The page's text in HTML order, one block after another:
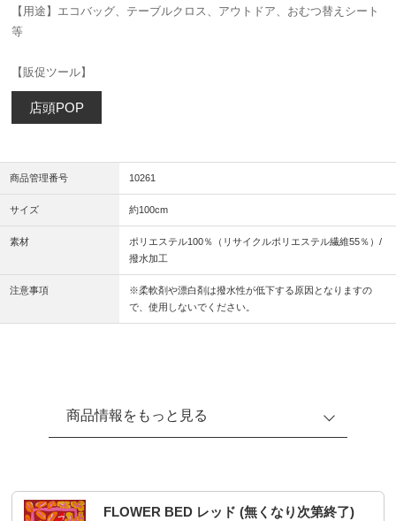
【用途】エコバッグ、テーブルクロス、アウトドア、おむつ替えシート
等
【販促ツール】
店頭POP
商品管理番号 10261
サイズ 約100cm
素材
ポリエステル100％（リサイクルポリエステル繊維55％）/
撥水加工
注意事項
※柔軟剤や漂白剤は撥水性が低下する原因となりますの
で、使用しないでください。
商品情報をもっと見る
FLOWER BED レッド (無くなり次第終了)